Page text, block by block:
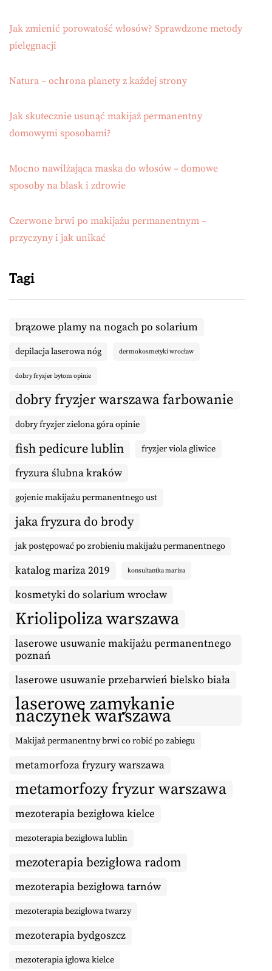
Jak zmienić porowatość włosów? Sprawdzone metody
pielęgnacji
Natura – ochrona planety z każdej strony
Jak skutecznie usunąć makijaż permanentny
domowymi sposobami?
Mocno nawilżająca maska do włosów – domowe
sposoby na blask i zdrowie
Czerwone brwi po makijażu permanentnym –
przyczyny i jak unikać
Tagi
brązowe plamy na nogach po solarium
depilacja laserowa nóg dermokosmetyki wrocław
dobry fryzjer bytom opinie
dobry fryzjer warszawa farbowanie
dobry fryzjer zielona góra opinie
fish pedicure lublin fryzjer viola gliwice
fryzura ślubna kraków
gojenie makijażu permanentnego ust
jaka fryzura do brody
jak postępować po zrobieniu makijażu permanentnego
katalog mariza 2019 konsultantka mariza
kosmetyki do solarium wrocław
Kriolipoliza warszawa
laserowe usuwanie makijażu permanentnego
poznań
laserowe usuwanie przebarwień bielsko biała
laserowe zamykanie
naczynek warszawa
Makijaż permanentny brwi co robić po zabiegu
metamorfoza fryzury warszawa
metamorfozy fryzur warszawa
mezoterapia bezigłowa kielce
mezoterapia bezigłowa lublin
mezoterapia bezigłowa radom
mezoterapia bezigłowa tarnów
mezoterapia bezigłowa twarzy
mezoterapia bydgoszcz
mezoterapia igłowa kielce